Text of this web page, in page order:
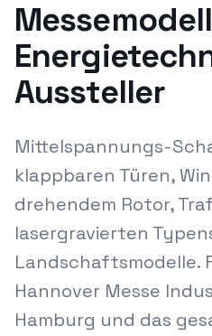
Aussteller
Mittelspannungs-
klappbaren Türen,
drehendem Rotor,
lasergravierten
Landschaftsmodelle.
Hannover Messe
Hamburg und das